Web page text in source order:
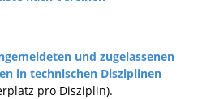
und zugelassenen
in technischen Disziplinen
pro Disziplin).